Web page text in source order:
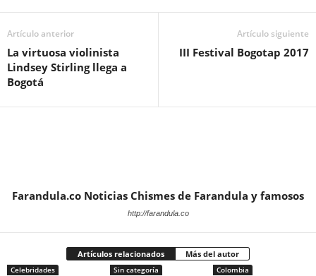
Artículo anterior
La virtuosa violinista
Lindsey Stirling llega a
Bogotá
Artículo siguiente
III Festival Bogotap 2017
Farandula.co Noticias Chismes de Farandula y famosos
http://farandula.co
Artículos relacionados Más del autor
Celebridades Sin categoría Colombia